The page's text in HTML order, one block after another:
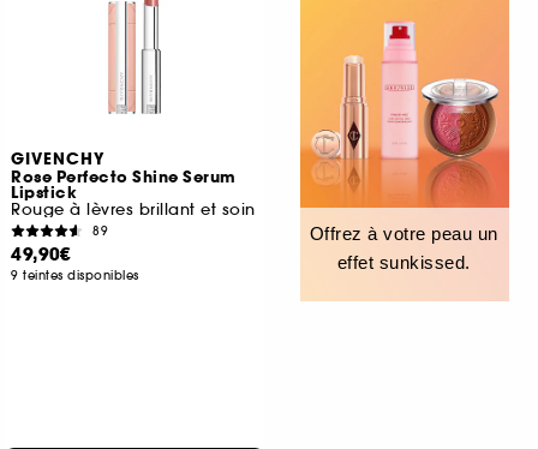
GIVENCHY
Rose Perfecto Shine Serum
Lipstick
Rouge à lèvres brillant et soin
89
49,90€
9 teintes disponibles
Offrez à votre peau un
effet sunkissed.